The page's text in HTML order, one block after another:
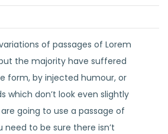
of passages of Lorem
the majority have suffered
form, by injected humour, or
which don’t look even slightly
going to use a passage of
need to be sure there isn’t